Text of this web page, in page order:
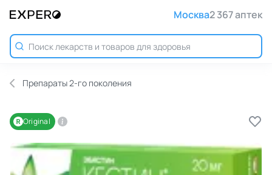
Москва2 367 аптек
Препараты 2-го поколения
Original